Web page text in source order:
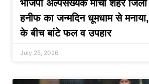
भाजपा अल्पसंख्यक मोर्चा शहर जिला
हनीफ का जन्मदिन धूमधाम से मनाया,
के बीच बांटे फल व उपहार
July 25, 2026